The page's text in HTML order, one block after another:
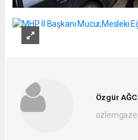
Özgür